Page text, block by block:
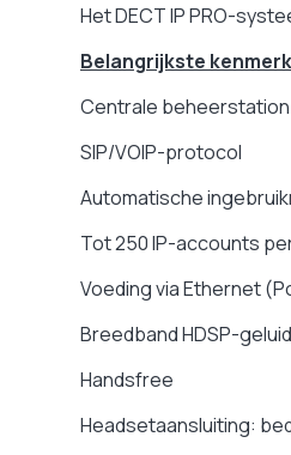
Het DECT IP PRO-
Belangrijkste
Centrale
SIP/VOIP-protocol
Automatische
Tot 250 IP-accounts
Voeding via Ethernet
Breedband HDSP-geluid
Handsfree
Headsetaansluiting: